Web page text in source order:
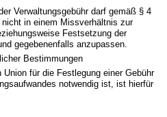
Verwaltungsgebühr darf gemäß § 4
nicht in einem Missverhältnis zur
Festsetzung der
gegebenenfalls anzupassen.
Bestimmungen
für die Festlegung einer Gebühr
notwendig ist, ist hierfür